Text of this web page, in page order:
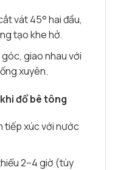
vát 45° hai đầu,
tạo khe hở.
giao nhau với
xuyên.
đổ bê tông
tiếp xúc với nước
2–4 giờ (tùy